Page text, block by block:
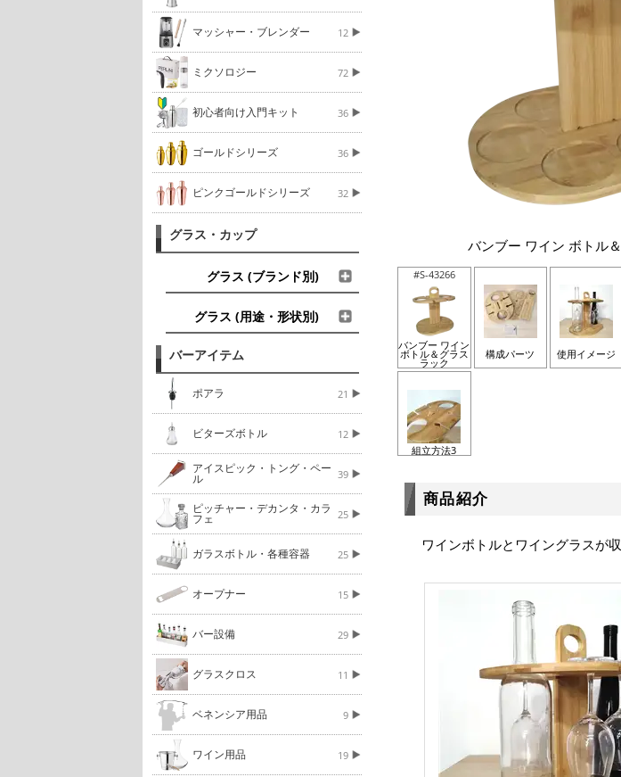
マッシャー・ブレンダー 12
ミクソロジー 72
初心者向け入門キット 36
ゴールドシリーズ 36
ピンクゴールドシリーズ 32
グラス・カップ
グラス (ブランド別)
グラス (用途・形状別)
バーアイテム
ポアラ 21
ビターズボトル 12
アイスピック・トング・ペー
ル 39
ピッチャー・デカンタ・カラ
フェ 25
ガラスボトル・各種容器 25
オープナー 15
バー設備 29
グラスクロス 11
ベネンシア用品 9
ワイン用品 19
バンブー ワイン ボトル
#S-43266
バンブー ワイン
ボトル＆グラス
ラック
構成パーツ 使用イメージ
組立方法3
商品紹介
ワインボトルとワイングラスが